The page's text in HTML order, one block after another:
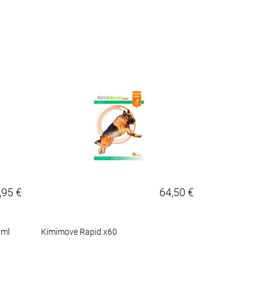
€ 64,50 €
Kimimove Rapid x60